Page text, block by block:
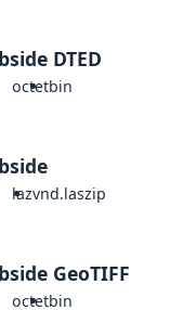
DTED
octetbin
lazvnd.laszip
GeoTIFF
octetbin